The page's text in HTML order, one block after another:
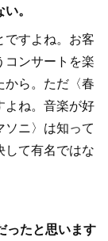
。
すよね。お客
コンサートを楽
から。ただ〈春
よね。音楽が好
ニ〉は知って
して有名ではな
ったと思います